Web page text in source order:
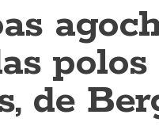
polos
de